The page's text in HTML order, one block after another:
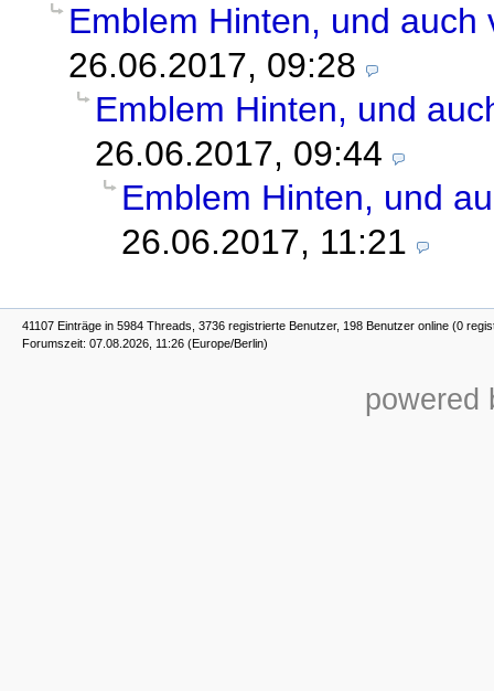
Emblem Hinten, und auch
26.06.2017, 09:28
Emblem Hinten, und
26.06.2017, 09:44
Emblem Hinten, und
26.06.2017, 11:21
41107 Einträge in 5984 Threads, 3736 registrierte Benutzer, 198 Benutzer online (0
Forumszeit: 07.08.2026, 11:26 (Europe/Berlin)
powered